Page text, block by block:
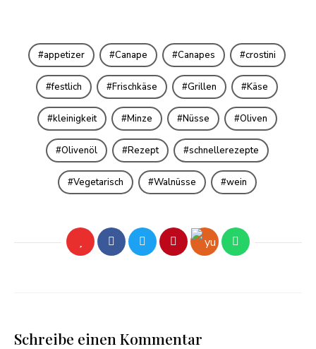
appetizer Canape Canapes crostini
festlich Frischkäse Grillen Käse
kleinigkeit Minze Nüsse Oliven
Olivenöl Rezept schnellerezepte
Vegetarisch Walnüsse wein
Schreibe einen Kommentar